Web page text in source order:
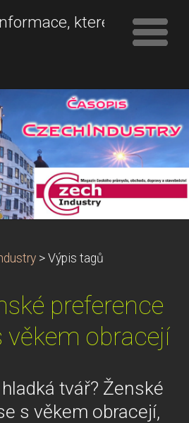
které
> Výpis tagů
preference
věkem obracejí
tvář? Ženské
s věkem obracejí,